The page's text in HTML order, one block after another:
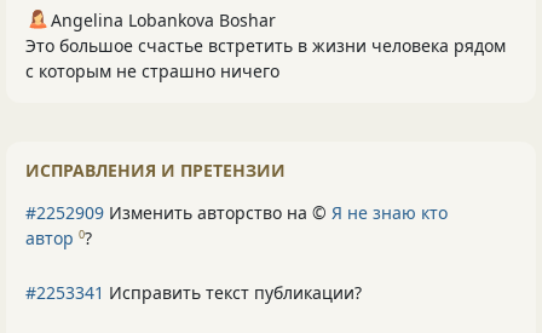
Angelina Lobankova Boshar
Это большое счастье встретить в жизни человека рядом
с которым не страшно ничего
ИСПРАВЛЕНИЯ И ПРЕТЕНЗИИ
#2252909 Изменить авторство на © Я не знаю кто
автор 0?
#2253341 Исправить текст публикации?